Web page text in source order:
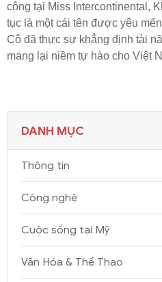
công tại Miss Intercontinental,
tục là một cái tên được yêu
Cô đã thực sự khẳng định tài
mang lại niềm tự hào cho Việt
DANH MỤC
Thông tin
Công nghệ
Cuộc sống tại Mỹ
Văn Hóa & Thể Thao